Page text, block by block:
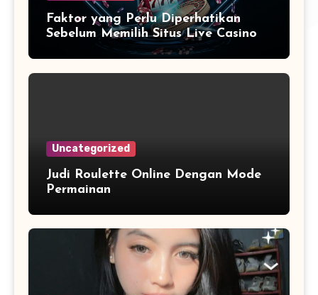
Faktor yang Perlu Diperhatikan
Sebelum Memilih Situs Live Casino
Uncategorized
Judi Roulette Online Dengan Mode
Permainan